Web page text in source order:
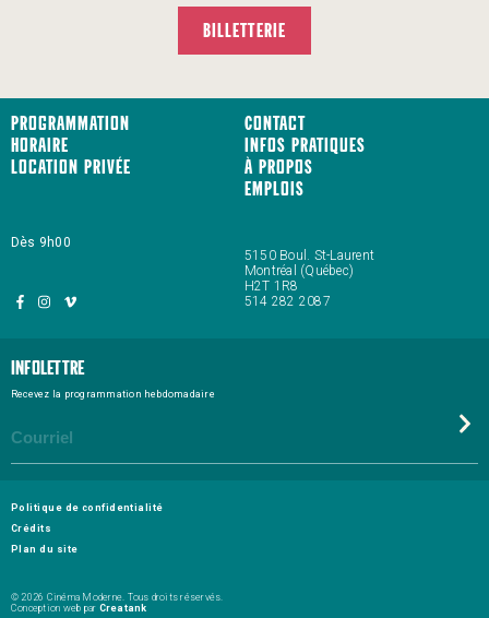
BILLETTERIE
Programmation
Horaire
Location privée
Contact
Infos pratiques
À propos
Emplois
5150 Boul. St-Laurent
Montréal (Québec)
H2T 1R8
514 282 2087
Dès 9h00
Infolettre
Recevez la programmation hebdomadaire
Politique de confidentialité
Crédits
Plan du site
© 2026 Cinéma Moderne. Tous droits réservés.
Conception web par Creatank